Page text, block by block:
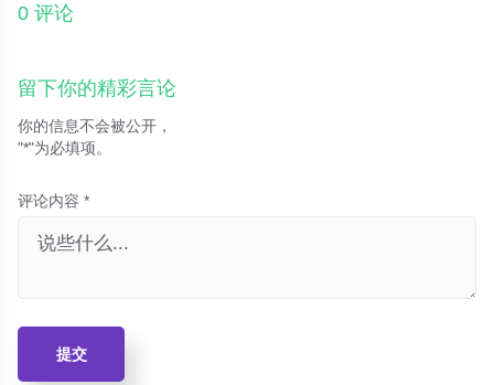
0 评论
留下你的精彩言论
你的信息不会被公开，
"*"为必填项。
评论内容 *
提交